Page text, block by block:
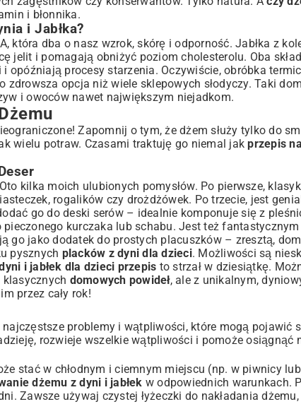
i błonnika.
i Jabłka?
która dba o nasz wzrok, skórę i odporność. Jabłka z
jelit i pomagają obniżyć poziom cholesterolu. Oba
procesy starzenia. Oczywiście, obróbka
opcja niż wiele sklepowych słodyczy. Taki
i owoców nawet największym niejadkom.
Zapomnij o tym, że dżem służy tylko do
wielu potraw. Czasami traktuję go niemal jakprzepis
kilka moich ulubionych pomysłów. Po pierwsze,
rogalików czy drożdżówek. Po trzecie, jest
go do deski serów – idealnie komponuje się z
kurczaka lub schabu. Jest też
go jako dodatek do prostych placuszków – zresztą,
pysznych placków z dyni dla dzieci. Możliwości są
i jabłek dla dzieci przepis to strzał w dziesiątkę.
domowych powideł, ale z unikalnym,
przez cały rok!
problemy i wątpliwości, które mogą pojawić
rozwieje wszelkie wątpliwości i pomoże osiągnąć
stać w chłodnym i ciemnym miejscu (np. w piwnicy
dżemu z dyni i jabłek w odpowiednich warunkach.
Zawsze używaj czystej łyżeczki do nakładania